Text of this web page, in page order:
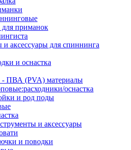
приманок
аксессуары для спиннинга
и оснастка
ПВА (PVA) материалы
оснастка
и род поды
и аксессуары
и поводки